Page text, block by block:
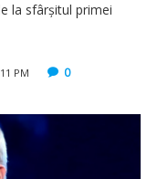
la sfârşitul primei
PM 0